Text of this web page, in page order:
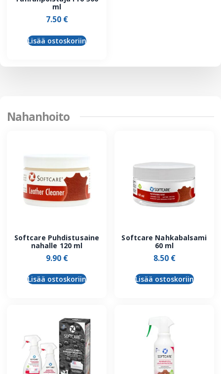
ml
7.50 €
Lisää ostoskoriin
Nahanhoito
Softcare Puhdistusaine
nahalle 120 ml
9.90 €
Lisää ostoskoriin
Softcare Nahkabalsami
60 ml
8.50 €
Lisää ostoskoriin